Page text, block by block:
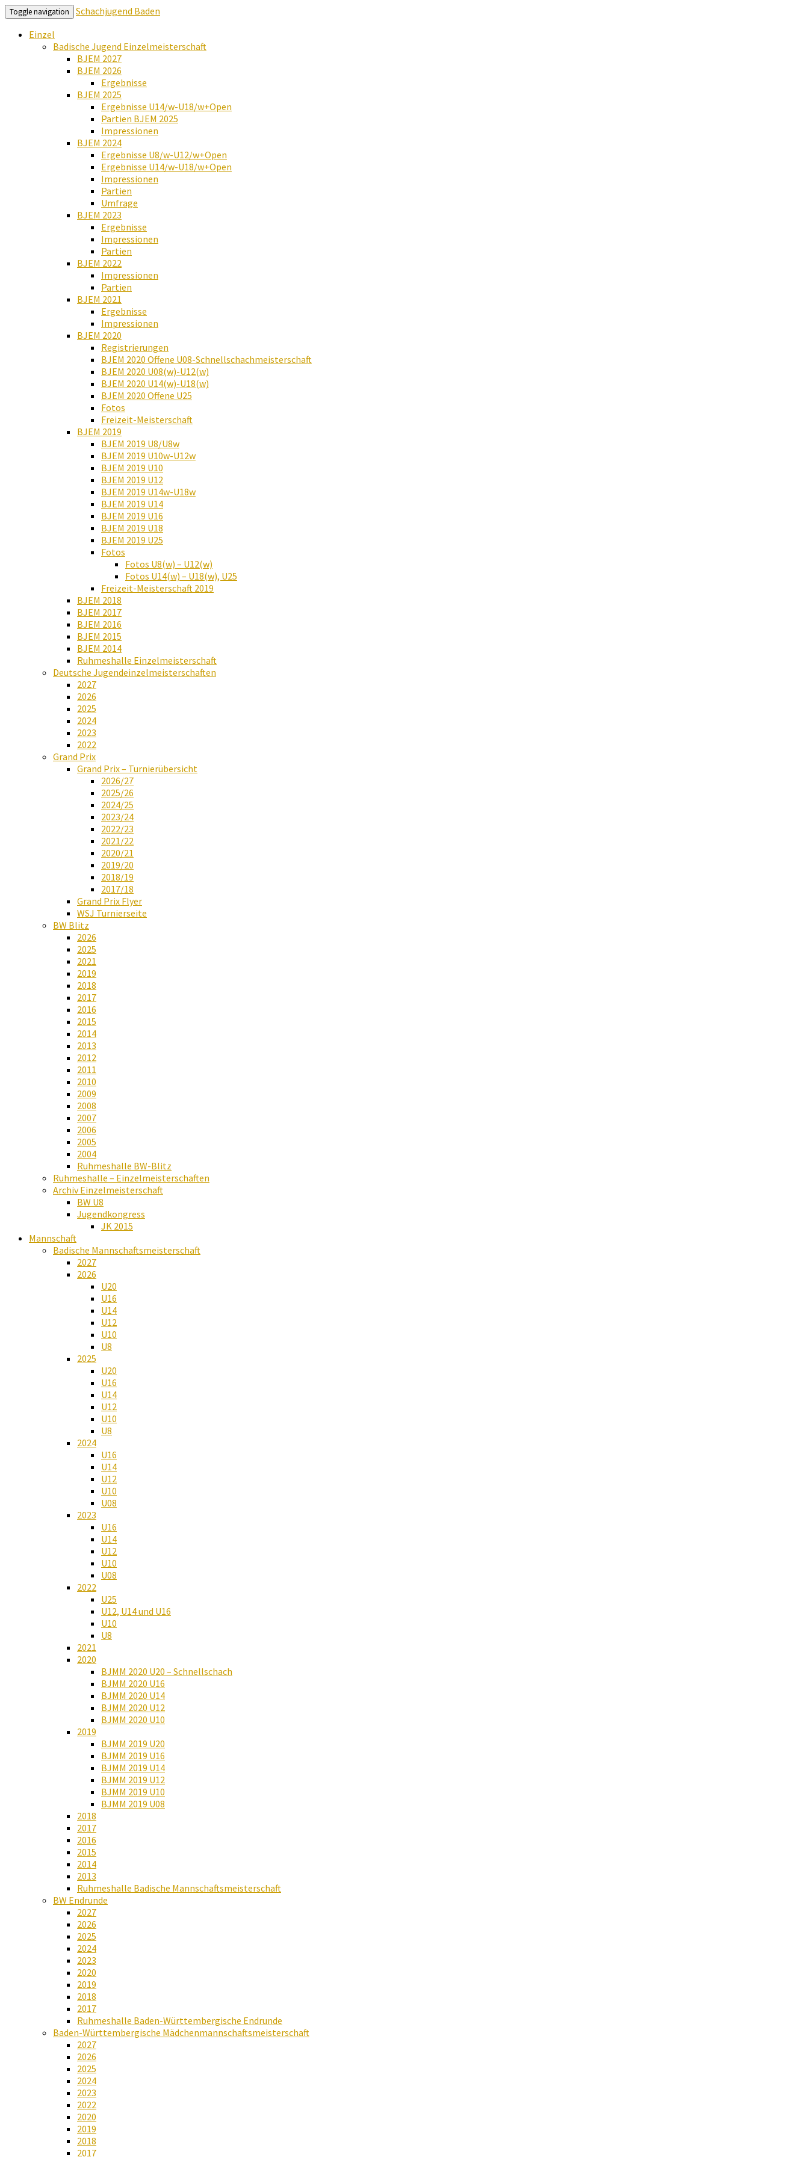
Toggle navigation
Schachjugend Baden
Einzel
Badische Jugend Einzelmeisterschaft
BJEM 2027
BJEM 2026
Ergebnisse
BJEM 2025
Ergebnisse U14/w-U18/w+Open
Partien BJEM 2025
Impressionen
BJEM 2024
Ergebnisse U8/w-U12/w+Open
Ergebnisse U14/w-U18/w+Open
Impressionen
Partien
Umfrage
BJEM 2023
Ergebnisse
Impressionen
Partien
BJEM 2022
Impressionen
Partien
BJEM 2021
Ergebnisse
Impressionen
BJEM 2020
Registrierungen
BJEM 2020 Offene U08-Schnellschachmeisterschaft
BJEM 2020 U08(w)-U12(w)
BJEM 2020 U14(w)-U18(w)
BJEM 2020 Offene U25
Fotos
Freizeit-Meisterschaft
BJEM 2019
BJEM 2019 U8/U8w
BJEM 2019 U10w-U12w
BJEM 2019 U10
BJEM 2019 U12
BJEM 2019 U14w-U18w
BJEM 2019 U14
BJEM 2019 U16
BJEM 2019 U18
BJEM 2019 U25
Fotos
Fotos U8(w) – U12(w)
Fotos U14(w) – U18(w), U25
Freizeit-Meisterschaft 2019
BJEM 2018
BJEM 2017
BJEM 2016
BJEM 2015
BJEM 2014
Ruhmeshalle Einzelmeisterschaft
Deutsche Jugendeinzelmeisterschaften
2027
2026
2025
2024
2023
2022
Grand Prix
Grand Prix – Turnierübersicht
2026/27
2025/26
2024/25
2023/24
2022/23
2021/22
2020/21
2019/20
2018/19
2017/18
Grand Prix Flyer
WSJ Turnierseite
BW Blitz
2026
2025
2021
2019
2018
2017
2016
2015
2014
2013
2012
2011
2010
2009
2008
2007
2006
2005
2004
Ruhmeshalle BW-Blitz
Ruhmeshalle – Einzelmeisterschaften
Archiv Einzelmeisterschaft
BW U8
Jugendkongress
JK 2015
Mannschaft
Badische Mannschaftsmeisterschaft
2027
2026
U20
U16
U14
U12
U10
U8
2025
U20
U16
U14
U12
U10
U8
2024
U16
U14
U12
U10
U08
2023
U16
U14
U12
U10
U08
2022
U25
U12, U14 und U16
U10
U8
2021
2020
BJMM 2020 U20 – Schnellschach
BJMM 2020 U16
BJMM 2020 U14
BJMM 2020 U12
BJMM 2020 U10
2019
BJMM 2019 U20
BJMM 2019 U16
BJMM 2019 U14
BJMM 2019 U12
BJMM 2019 U10
BJMM 2019 U08
2018
2017
2016
2015
2014
2013
Ruhmeshalle Badische Mannschaftsmeisterschaft
BW Endrunde
2027
2026
2025
2024
2023
2020
2019
2018
2017
Ruhmeshalle Baden-Württembergische Endrunde
Baden-Württembergische Mädchenmannschaftsmeisterschaft
2027
2026
2025
2024
2023
2022
2020
2019
2018
2017